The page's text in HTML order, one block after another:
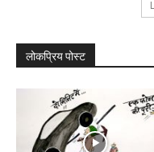
लोकप्रिय पोस्ट